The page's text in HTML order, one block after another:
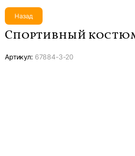
Назад
Спортивный
Артикул: 67884-3-20